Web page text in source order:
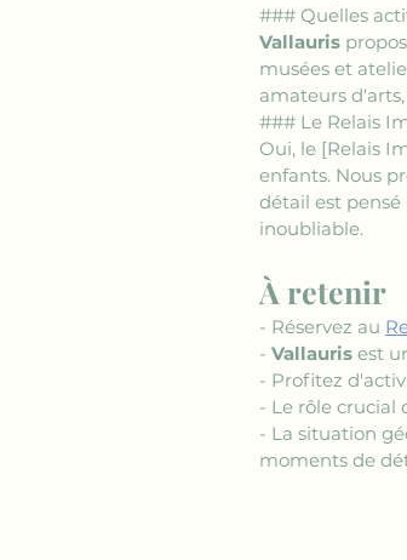
### Quelles
Vallauris
musées et
amateurs
### Le Relais
Oui, le [Relais
enfants. Nous
détail est
inoubliable.
À retenir
- Réservez au
- Vallauris est
- Profitez
- Le rôle crucial
- La situation
moments de